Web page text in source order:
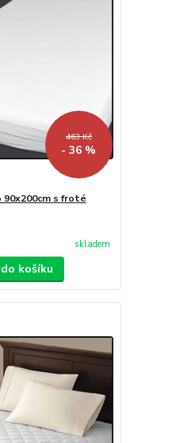
463 Kč
- 36 %
s froté
skladem
košíku